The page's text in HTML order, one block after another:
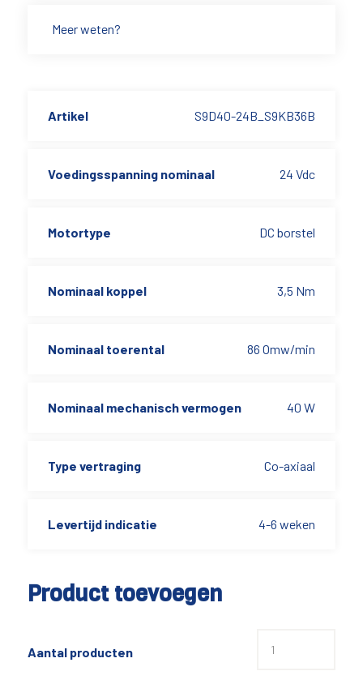
Product toevoegen
Aantal producten
Meer weten?
Artikel S9D40-24B_S9KB36B
Voedingsspanning nominaal 24 Vdc
Motortype DC borstel
Nominaal koppel 3,5 Nm
Nominaal toerental 86 Omw/min
Nominaal mechanisch vermogen 40 W
Type vertraging Co-axiaal
Levertijd indicatie 4-6 weken